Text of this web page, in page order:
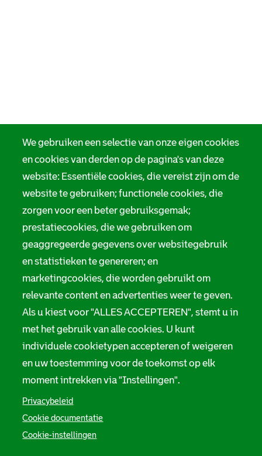
We gebruiken een selectie van onze eigen cookies
en cookies van derden op de pagina's van deze
website: Essentiële cookies, die vereist zijn om de
website te gebruiken; functionele cookies, die
zorgen voor een beter gebruiksgemak;
prestatiecookies, die we gebruiken om
geaggregeerde gegevens over websitegebruik
en statistieken te genereren; en
marketingcookies, die worden gebruikt om
relevante content en advertenties weer te geven.
Als u kiest voor "ALLES ACCEPTEREN", stemt u in
met het gebruik van alle cookies. U kunt
individuele cookietypen accepteren of weigeren
en uw toestemming voor de toekomst op elk
moment intrekken via "Instellingen".
Privacybeleid
Cookie documentatie
Cookie-instellingen